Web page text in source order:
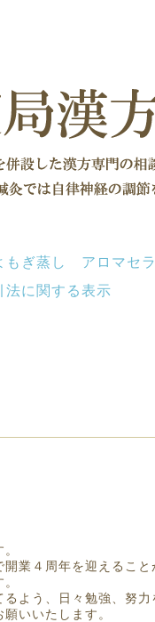
もぎ蒸し アロマセ
法に関する表示
業４周年を迎えるこ
よう、日々勉強、努力
いいたします。